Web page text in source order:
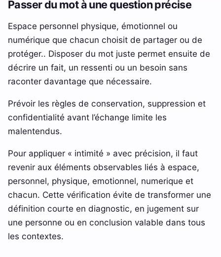
Passer du mot à une question précise
Espace personnel physique, émotionnel ou
numérique que chacun choisit de partager ou de
protéger.. Disposer du mot juste permet ensuite de
décrire un fait, un ressenti ou un besoin sans
raconter davantage que nécessaire.
Prévoir les règles de conservation, suppression et
confidentialité avant l’échange limite les
malentendus.
Pour appliquer « intimité » avec précision, il faut
revenir aux éléments observables liés à espace,
personnel, physique, emotionnel, numerique et
chacun. Cette vérification évite de transformer une
définition courte en diagnostic, en jugement sur
une personne ou en conclusion valable dans tous
les contextes.